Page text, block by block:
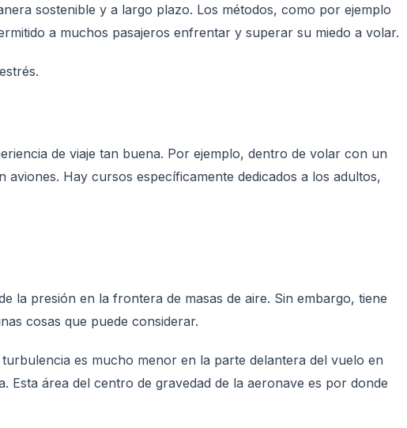
sostenible y a largo plazo. Los métodos, como por ejemplo
a muchos pasajeros enfrentar y superar su miedo a volar.
de viaje tan buena. Por ejemplo, dentro de volar con un
Hay cursos específicamente dedicados a los adultos,
la presión en la frontera de masas de aire. Sin embargo, tiene
cosas que puede considerar.
es mucho menor en la parte delantera del vuelo en
área del centro de gravedad de la aeronave es por donde